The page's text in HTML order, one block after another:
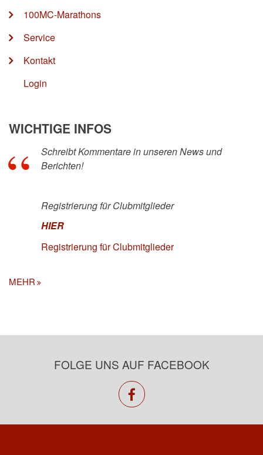
100MC-Marathons
Service
Kontakt
Login
WICHTIGE INFOS
Schreibt Kommentare in unseren News und
Berichten!
Registrierung für Clubmitglieder
HIER
Registrierung für Clubmitglieder
MEHR
FOLGE UNS AUF FACEBOOK
facebook